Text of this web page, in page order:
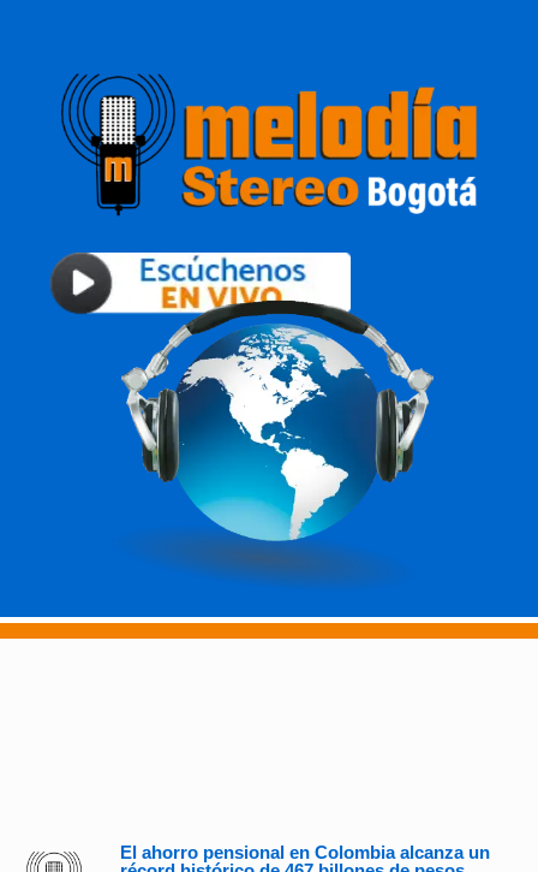
El ahorro pensional en Colombia alcanza un